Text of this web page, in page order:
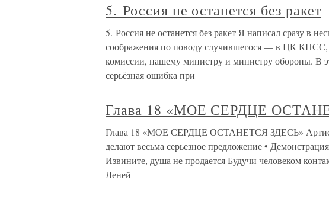
5. Россия не останется без ракет
5. Россия не останется без ракет Я написал сразу в
соображения по поводу случившегося — в ЦК
комиссии, нашему министру и министру обороны. В
серьёзная ошибка при
Глава 18 «МОЕ СЕРДЦЕ
Глава 18 «МОЕ СЕРДЦЕ ОСТАНЕТСЯ ЗДЕСЬ»
делают весьма серьезное предложение •
Извините, душа не продается Будучи человеком
Леней